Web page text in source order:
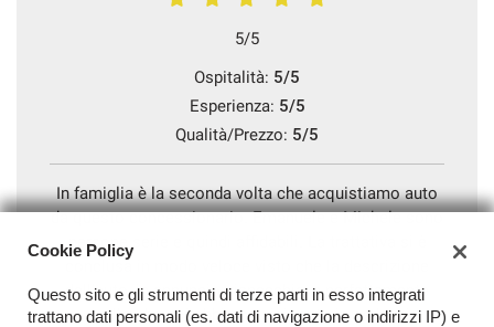
5/5
Ospitalità: 5/5
Esperienza: 5/5
Qualità/Prezzo: 5/5
In famiglia è la seconda volta che acquistiamo auto
da questo concessionario. Emanuele e Michele sono
persone serie e quindi affidabili. La trattativa si è
conclusa in modo veloce visto che la descrizione
dell’auto, in annuncio, rispecchiava perfettamente
quello che poi abbiamo visionato in sede. Li
Cookie Policy
Questo sito e gli strumenti di terze parti in esso integrati
trattano dati personali (es. dati di navigazione o indirizzi IP) e